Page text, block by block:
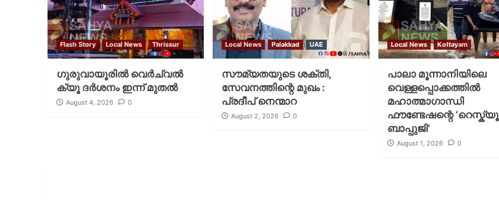
Flash Story Local News Thrissur
ഗുരുവായൂരില്‍ വെര്‍ച്വല്‍
ക്യൂ ദര്‍ശനം ഇന്ന് മുതല്‍
August 4, 2026 0
Local News Palakkad UAE
സൗമ്യതയുടെ ശക്തി,
സേവനത്തിന്റെ മുഖം :
പ്രദീപ് നെന്മാറ
August 2, 2026 0
Local News Kottayam
പാലാ മൂന്നാനിയിലെ
വെള്ളപ്പൊക്കത്തിൽ
മഹാത്മാഗാന്ധി
ഫൗണ്ടേഷന്റെ ‘റെസ്ക്യൂ
ബാപ്പുജി’
August 1, 2026 0